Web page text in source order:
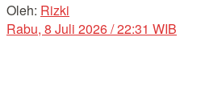
Oleh: Rizki
Rabu, 8 Juli 2026 / 22:31 WIB